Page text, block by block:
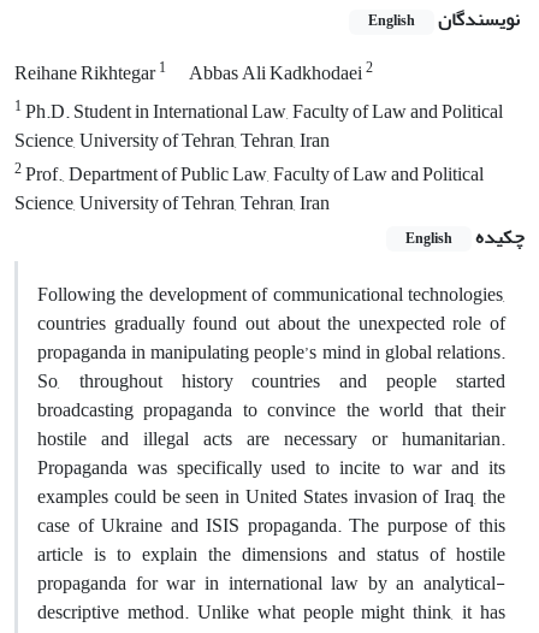
نویسندگان English
Reihane Rikhtegar1 Abbas Ali Kadkhodaei2
1Ph.D. Student in International Law, Faculty of Law and Political
Science, University of Tehran, Tehran, Iran
2Prof., Department of Public Law, Faculty of Law and Political
Science, University of Tehran, Tehran, Iran
چکیده
English
Following the development of communicational technologies,
countries gradually found out about the unexpected role of
propaganda in manipulating people’s mind in global relations.
So, throughout history countries and people started
broadcasting propaganda to convince the world that their
hostile and illegal acts are necessary or humanitarian.
Propaganda was specifically used to incite to war and its
examples could be seen in United States invasion of Iraq, the
case of Ukraine and ISIS propaganda. The purpose of this
article is to explain the dimensions and status of hostile
propaganda for war in international law by an analytical-
descriptive method. Unlike what people might think, it has